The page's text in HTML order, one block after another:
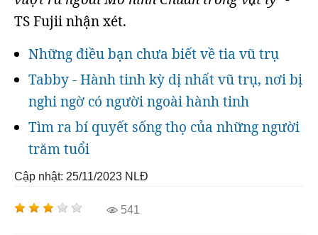
TS Fujii nhận xét.
Những điều bạn chưa biết về tia vũ trụ
Tabby - Hành tinh kỳ dị nhất vũ trụ, nơi bị
nghi ngờ có người ngoài hành tinh
Tìm ra bí quyết sống thọ của những người
trăm tuổi
Cập nhật: 25/11/2023 NLĐ
541